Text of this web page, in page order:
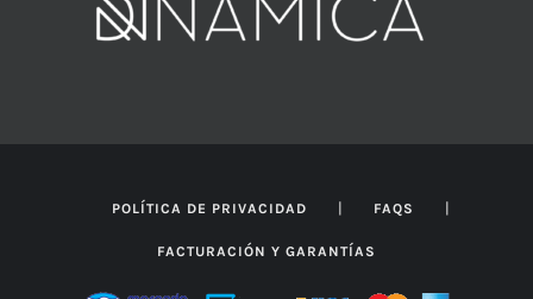
$323
POLÍTICA DE PRIVACIDAD | FAQS |
FACTURACIÓN Y GARANTÍAS